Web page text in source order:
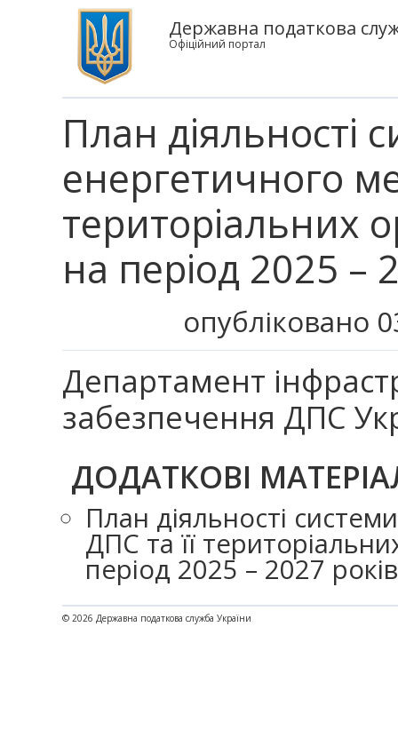
Державна податкова
Офіційний портал
План діяльності
енергетичного
територіальних
на період 2025 –
опубліковано
Департамент
забезпечення ДПС
ДОДАТКОВІ
План діяльності
ДПС та її
період 2025 – 2027 років
© 2026 Державна податкова служба України